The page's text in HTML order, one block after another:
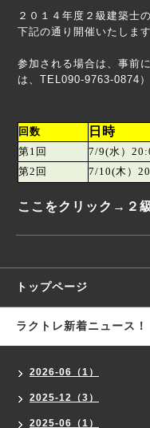
２０１４年度２級建築士
下記の通り開催いたします
参加される場合は、事前
は、TEL090-9763-0874）
回数 日時
第1回
7/9(水）
第2回
7/10(木）
ここをクリック→ ２
トップページ
ラクトレ新着ニュース！
2026-06（1）
2025-12（3）
2025-06（1）